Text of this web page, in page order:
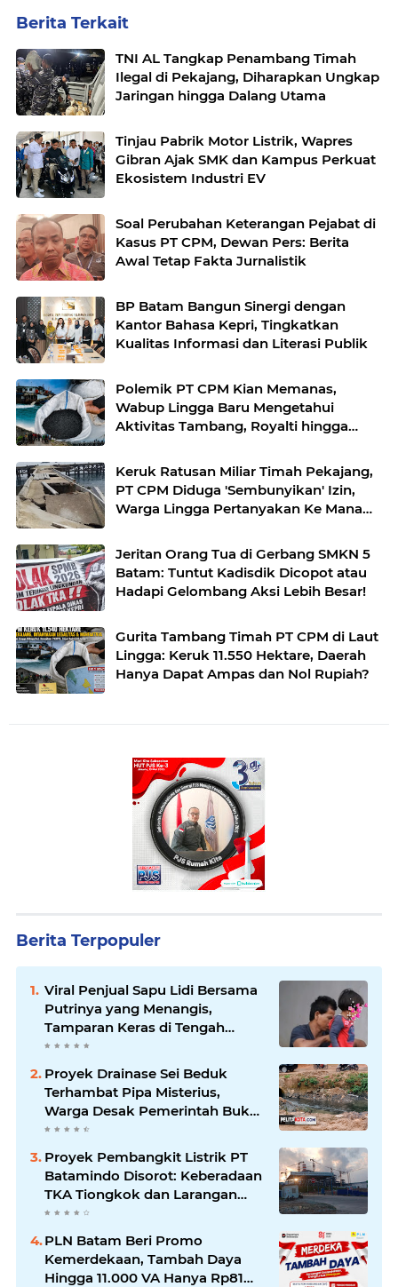
Berita Terkait
TNI AL Tangkap Penambang Timah
Ilegal di Pekajang, Diharapkan Ungkap
Jaringan hingga Dalang Utama
Tinjau Pabrik Motor Listrik, Wapres
Gibran Ajak SMK dan Kampus Perkuat
Ekosistem Industri EV
Soal Perubahan Keterangan Pejabat di
Kasus PT CPM, Dewan Pers: Berita
Awal Tetap Fakta Jurnalistik
BP Batam Bangun Sinergi dengan
Kantor Bahasa Kepri, Tingkatkan
Kualitas Informasi dan Literasi Publik
Polemik PT CPM Kian Memanas,
Wabup Lingga Baru Mengetahui
Aktivitas Tambang, Royalti hingga
Keruk Ratusan Miliar Timah Pekajang,
PT CPM Diduga 'Sembunyikan' Izin,
Warga Lingga Pertanyakan Ke Mana
Jeritan Orang Tua di Gerbang SMKN 5
Batam: Tuntut Kadisdik Dicopot atau
Hadapi Gelombang Aksi Lebih Besar!
Gurita Tambang Timah PT CPM di Laut
Lingga: Keruk 11.550 Hektare, Daerah
Hanya Dapat Ampas dan Nol Rupiah?
Berita Terpopuler
Viral Penjual Sapu Lidi Bersama
Putrinya yang Menangis,
Tamparan Keras di Tengah
Maraknya Korupsi
Proyek Drainase Sei Beduk
Terhambat Pipa Misterius,
Warga Desak Pemerintah Buka
Hasil Uji Sampel Air
Proyek Pembangkit Listrik PT
Batamindo Disorot: Keberadaan
TKA Tiongkok dan Larangan
Liputan Wartawan Jadi
PLN Batam Beri Promo
Kemerdekaan, Tambah Daya
Hingga 11.000 VA Hanya Rp81